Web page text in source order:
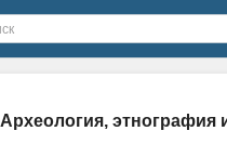
Археология, этнография